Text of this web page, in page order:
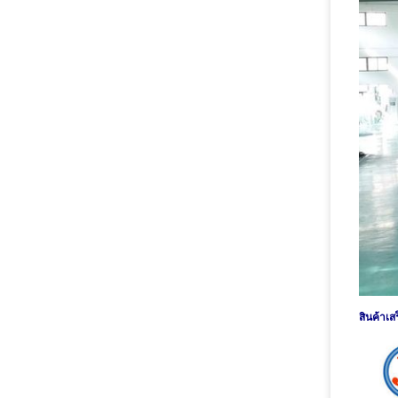
สินค้าเส